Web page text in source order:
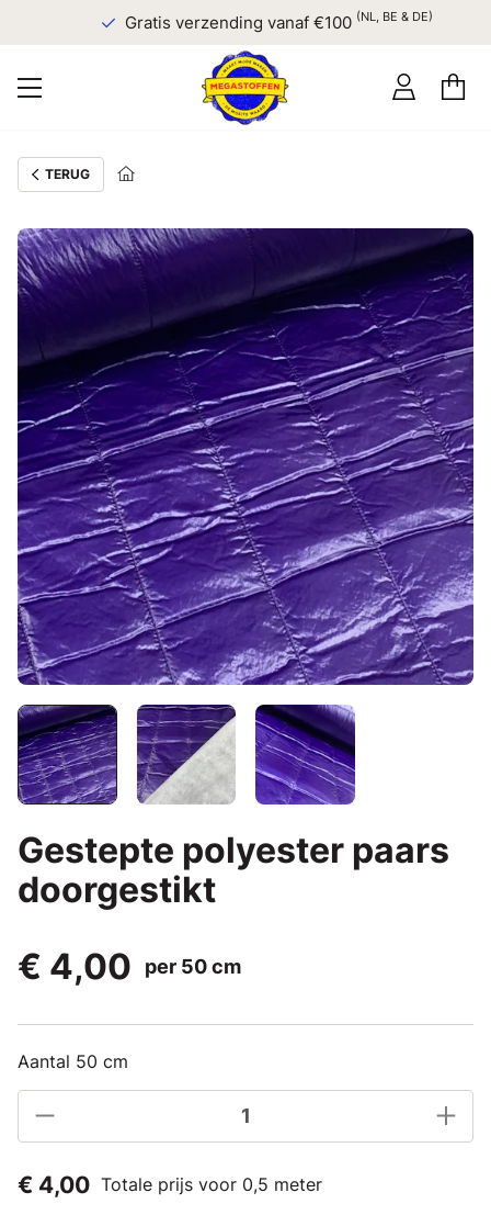
Gratis verzending vanaf €100(NL, BE & DE)
TERUG
Gestepte polyester paars
doorgestikt
€ 4,00
per 50 cm
Aantal 50 cm
€ 4,00 Totale prijs voor 0,5 meter